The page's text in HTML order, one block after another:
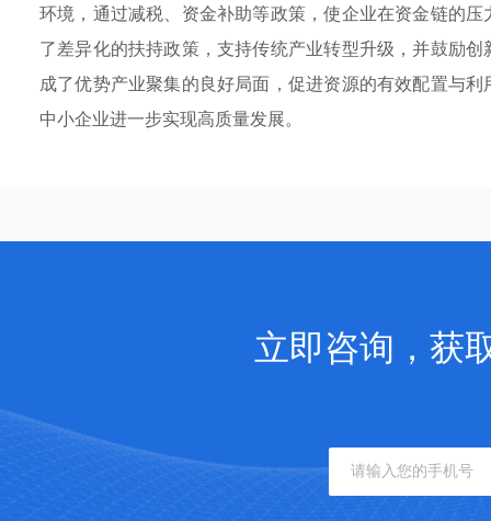
环境，通过减税、资金补助等政策，使企业在资金链的
了差异化的扶持政策，支持传统产业转型升级，并鼓励
成了优势产业聚集的良好局面，促进资源的有效配置与
中小企业进一步实现高质量发展。
立即咨询，获